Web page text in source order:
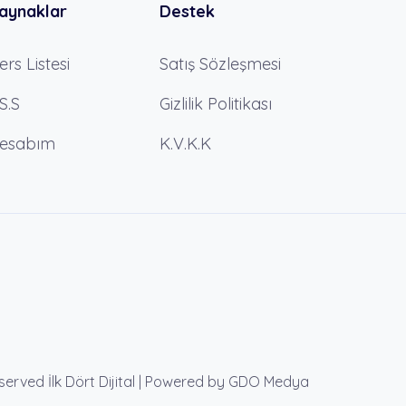
Listesi
Destek
Satış Sözleşmesi
Gizlilik Politikası
K.V.K.K
İlk Dört Dijital | Powered by GDO Medya